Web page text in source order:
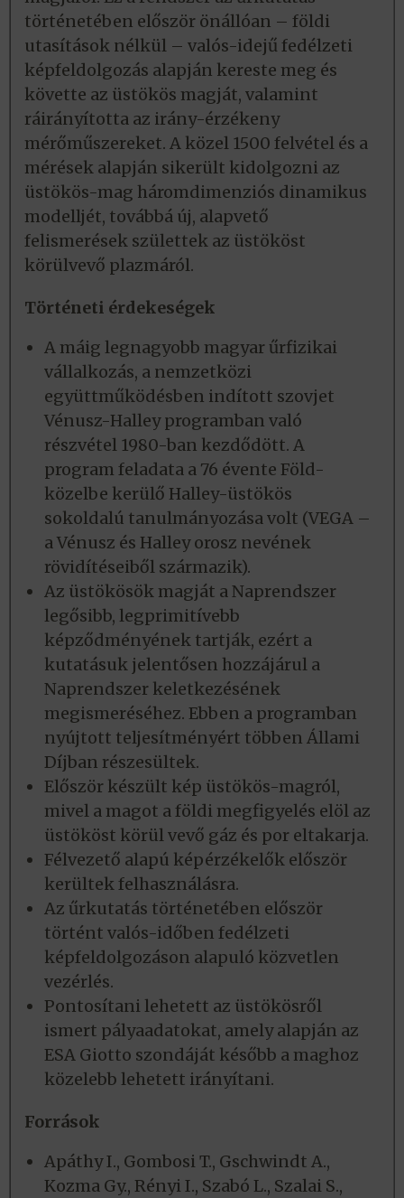
történetében először önállóan – földi
utasítások nélkül – valós-idejű fedélzeti
képfeldolgozás alapján kereste meg és
követte az üstökös magját, valamint
ráirányította az irány-érzékeny
mérőműszereket. A közel 1500 felvétel és a
mérések alapján sikerült kidolgozni az
üstökös-mag háromdimenziós dinamikus
modelljét, továbbá új, alapvető
felismerések születtek az üstököst
körülvevő plazmáról.
Történeti érdekeségek
A máig legnagyobb magyar űrfizikai
vállalkozás, a nemzetközi
együttműködésben indított szovjet
Vénusz-Halley programban való
részvétel 1980-ban kezdődött. A
program feladata a 76 évente Föld-
közelbe kerülő Halley-üstökös
sokoldalú tanulmányozása volt (VEGA –
a Vénusz és Halley orosz nevének
rövidítéseiből származik).
Az üstökösök magját a Naprendszer
legősibb, legprimitívebb
képződményének tartják, ezért a
kutatásuk jelentősen hozzájárul a
Naprendszer keletkezésének
megismeréséhez. Ebben a programban
nyújtott teljesítményért többen Állami
Díjban részesültek.
Először készült kép üstökös-magról,
mivel a magot a földi megfigyelés elöl az
üstököst körül vevő gáz és por eltakarja.
Félvezető alapú képérzékelők először
kerültek felhasználásra.
Az űrkutatás történetében először
történt valós-időben fedélzeti
képfeldolgozáson alapuló közvetlen
vezérlés.
Pontosítani lehetett az üstökösről
ismert pályaadatokat, amely alapján az
ESA Giotto szondáját később a maghoz
közelebb lehetett irányítani.
Források
Apáthy I., Gombosi T., Gschwindt A.,
Kozma Gy., Rényi I., Szabó L., Szalai S.,